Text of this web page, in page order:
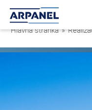
Hlavná stránka »